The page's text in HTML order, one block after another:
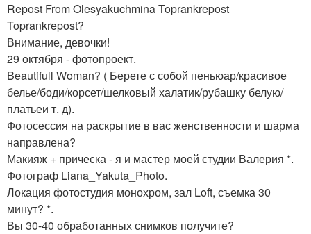
Repost From Olesyakuchmina Toprankrepost
Toprankrepost?
Внимание, девочки!
29 октября - фотопроект.
Beautifull Woman? ( Берете с собой пеньюар/красивое
белье/боди/корсет/шелковый халатик/рубашку белую/
платьеи т. д).
Фотосессия на раскрытие в вас женственности и шарма
направлена?
Макияж + прическа - я и мастер моей студии Валерия *.
Фотограф Liana_Yakuta_Photo.
Локация фотостудия монохром, зал Loft, съемка 30
минут? *.
Вы 30-40 обработанных снимков получите?